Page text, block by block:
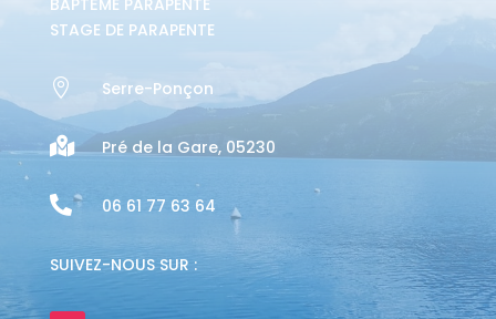
BAPTÊME PARAPENTE
STAGE DE PARAPENTE
 Serre-Ponçon
 Pré de la Gare, 05230
 06 61 77 63 64
SUIVEZ-NOUS SUR :